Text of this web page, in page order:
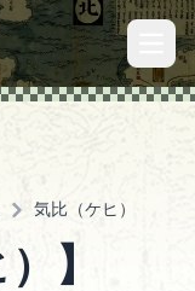
気比（ケヒ）
】